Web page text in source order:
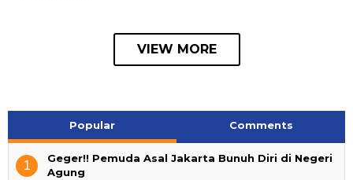
VIEW MORE
Popular Comments
1
Geger!! Pemuda Asal Jakarta Bunuh Diri di Negeri
Agung